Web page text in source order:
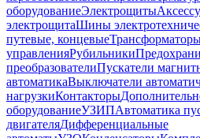
оборудованиеЭлектрощиты
электрощитаШины
путевые, концевые
управленияРубильники
преобразователиПускатели
автоматикаВыключатели
нагрузкиКонтакторы
оборудованиеУЗИПАвтоматика
двигателяДифференциальные